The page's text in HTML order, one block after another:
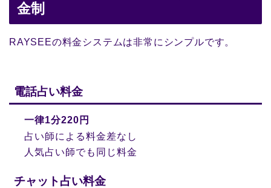
金制
RAYSEEの料金システムは非常にシンプルです。
電話占い料金
一律1分220円
占い師による料金差なし
人気占い師でも同じ料金
チャット占い料金